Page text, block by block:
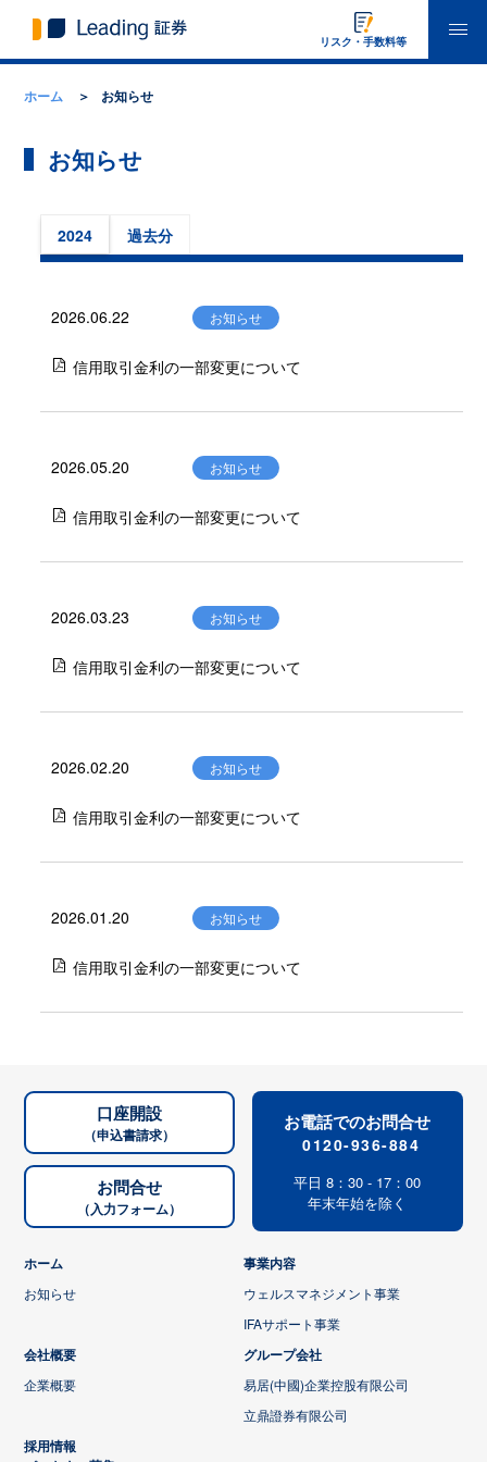
リスク・手数料等
ホーム お知らせ
お知らせ
2024 過去分
2026.06.22 お知らせ
信用取引金利の一部変更について
2026.05.20 お知らせ
信用取引金利の一部変更について
2026.03.23 お知らせ
信用取引金利の一部変更について
2026.02.20 お知らせ
信用取引金利の一部変更について
2026.01.20 お知らせ
信用取引金利の一部変更について
ホーム
お知らせ
事業内容
ウェルスマネジメント事業
IFAサポート事業
会社概要
企業概要
グループ会社
易居(中國)企業控股有限公司
立鼎證券有限公司
採用情報
口座開設
（申込書請求）
お問合せ
（入力フォーム）
お電話でのお問合せ
0120-936-884
平日 8：30 - 17：00
年末年始を除く